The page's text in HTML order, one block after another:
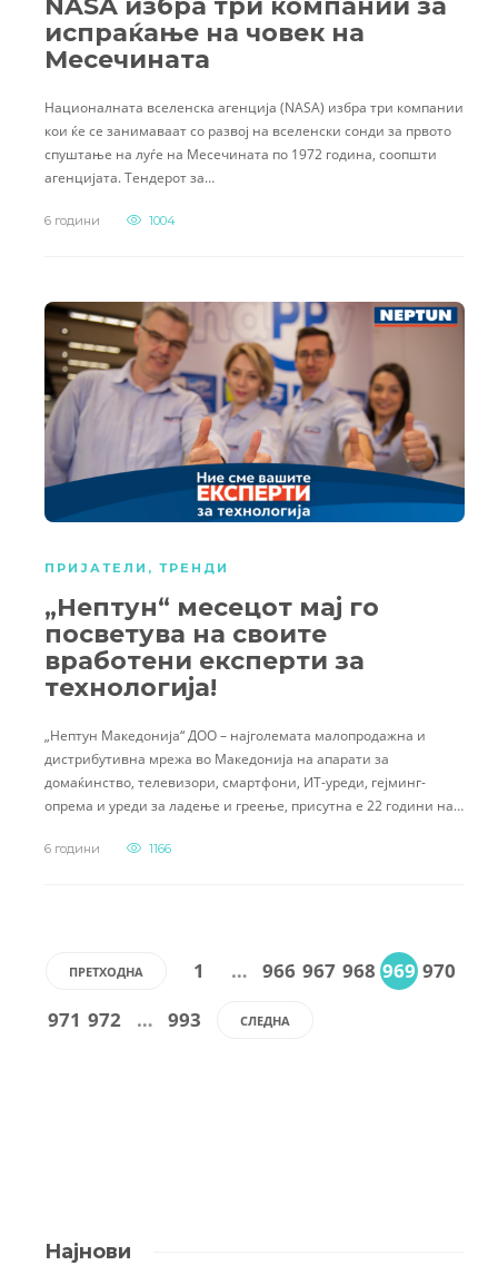
испраќање на човек на
Месечината
Националната вселенска агенција (NASA) избра три компании
кои ќе се занимаваат со развој на вселенски сонди за првото
спуштање на луѓе на Месечината по 1972 година, соопшти
агенцијата. Тендерот за…
6 години 1004
ПРИЈАТЕЛИ , ТРЕНДИ
„Нептун“ месецот мај го
посветува на своите
вработени експерти за
технологија!
„Нептун Македонија“ ДОО – најголемата малопродажна и
дистрибутивна мрежа во Македонија на апарати за
домаќинство, телевизори, смартфони, ИТ-уреди, гејминг-
опрема и уреди за ладење и греење, присутна е 22 години на…
6 години 1166
ПРЕТХОДНА 1 … 966 967 968 969 970
971 972 … 993 СЛЕДНА
Најнови